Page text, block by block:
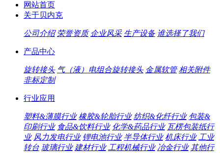
网站首页
关于贝内克
公司介绍 荣誉资质 企业风采 生产设备 谁选择了我们
产品中心
旋转接头 气（液）电组合旋转接头 金属软管 相关附件
非标定制
行业应用
塑料&薄膜行业 橡胶&轮胎行业 纺织&化纤行业 包装&
印刷行业 食品&饮料行业 化学&药品行业 瓦楞包装纸行
业 风力发电行业 锂电池行业 半导体行业 机床行业 工业
转台 玻璃行业 建材行业 工程机械行业 冶金行业 其他行